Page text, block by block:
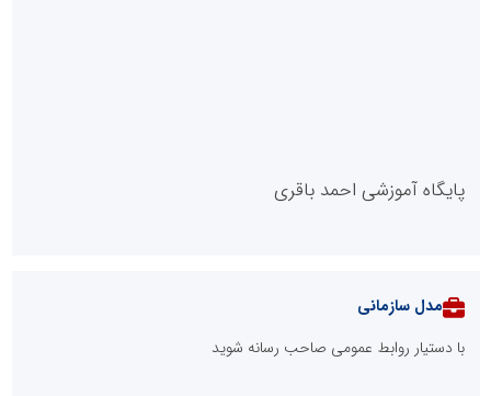
پایگاه آموزشی احمد باقری
مدل سازمانی
با دستیار روابط عمومی صاحب رسانه شوید